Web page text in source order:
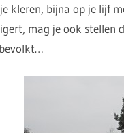
kleren, bijna op je lijf
mag je ook stellen